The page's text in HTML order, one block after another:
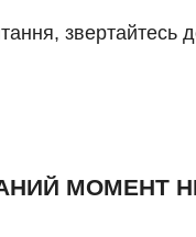
звертайтесь
МОМЕНТ